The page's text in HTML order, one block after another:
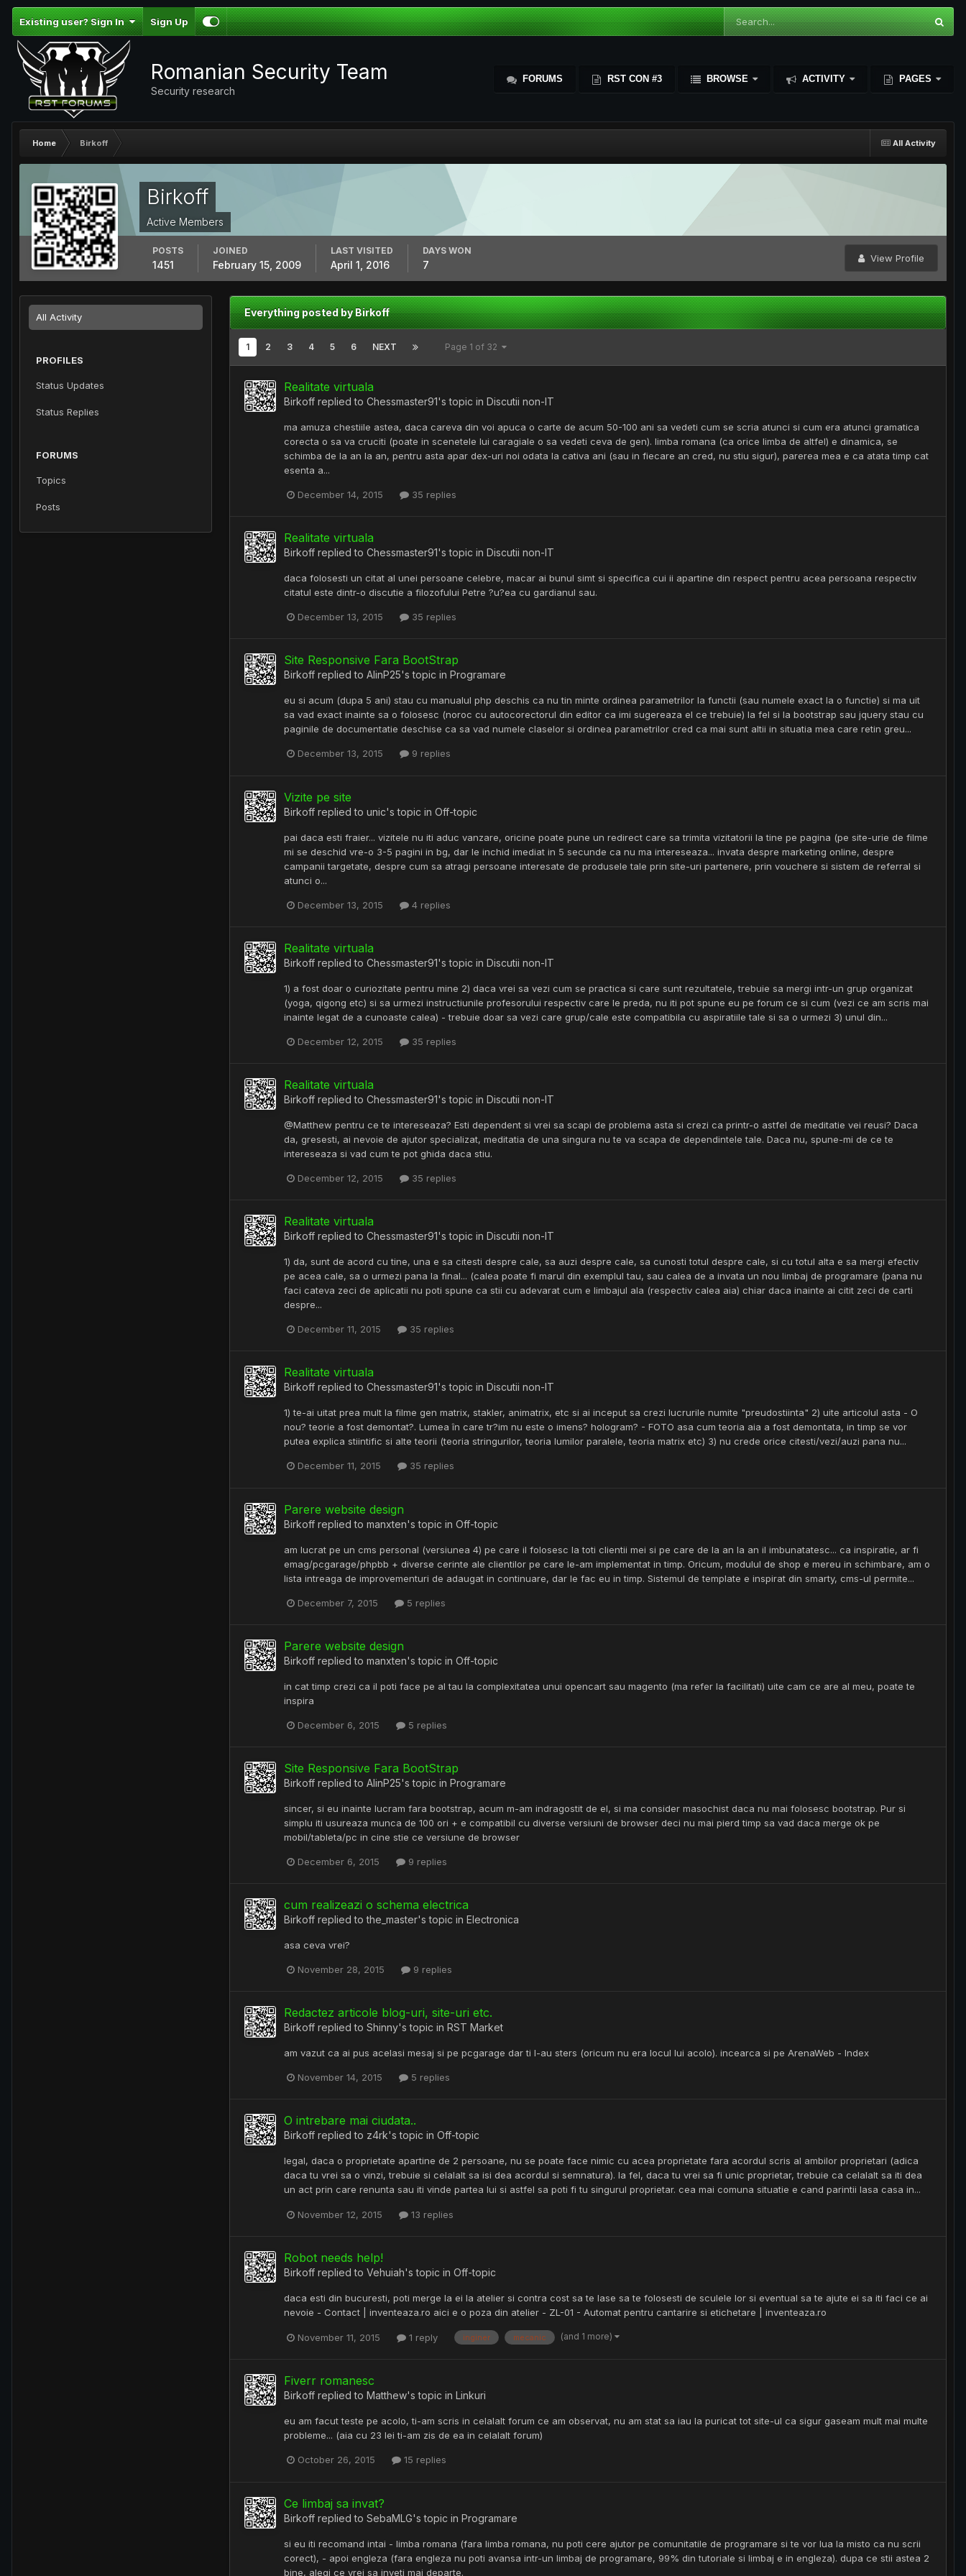
Existing user? Sign In Sign Up
Romanian Security Team
Security research
FORUMS RST CON #3 BROWSE ACTIVITY PAGES
All Activity
Home Birkoff
Birkoff
Active Members
View Profile
POSTS
1451
JOINED
February 15, 2009
LAST VISITED
April 1, 2016
DAYS WON
7
All Activity
PROFILES
Status Updates
Status Replies
FORUMS
Topics
Posts
Everything posted by Birkoff
1 2 3 4 5 6 NEXT Page 1 of 32
Realitate virtuala
Birkoff replied to Chessmaster91's topic in Discutii non-IT
ma amuza chestiile astea, daca careva din voi apuca o carte de acum 50-100 ani sa vedeti cum se scria atunci si cum era atunci gramatica
corecta o sa va cruciti (poate in scenetele lui caragiale o sa vedeti ceva de gen). limba romana (ca orice limba de altfel) e dinamica, se
schimba de la an la an, pentru asta apar dex-uri noi odata la cativa ani (sau in fiecare an cred, nu stiu sigur), parerea mea e ca atata timp cat
esenta a...
December 14, 2015 35 replies
Realitate virtuala
Birkoff replied to Chessmaster91's topic in Discutii non-IT
daca folosesti un citat al unei persoane celebre, macar ai bunul simt si specifica cui ii apartine din respect pentru acea persoana respectiv
citatul este dintr-o discutie a filozofului Petre ?u?ea cu gardianul sau.
December 13, 2015 35 replies
Site Responsive Fara BootStrap
Birkoff replied to AlinP25's topic in Programare
eu si acum (dupa 5 ani) stau cu manualul php deschis ca nu tin minte ordinea parametrilor la functii (sau numele exact la o functie) si ma uit
sa vad exact inainte sa o folosesc (noroc cu autocorectorul din editor ca imi sugereaza el ce trebuie) la fel si la bootstrap sau jquery stau cu
paginile de documentatie deschise ca sa vad numele claselor si ordinea parametrilor cred ca mai sunt altii in situatia mea care retin greu...
December 13, 2015 9 replies
Vizite pe site
Birkoff replied to unic's topic in Off-topic
pai daca esti fraier... vizitele nu iti aduc vanzare, oricine poate pune un redirect care sa trimita vizitatorii la tine pe pagina (pe site-urie de filme
mi se deschid vre-o 3-5 pagini in bg, dar le inchid imediat in 5 secunde ca nu ma intereseaza... invata despre marketing online, despre
campanii targetate, despre cum sa atragi persoane interesate de produsele tale prin site-uri partenere, prin vouchere si sistem de referral si
atunci o...
December 13, 2015 4 replies
Realitate virtuala
Birkoff replied to Chessmaster91's topic in Discutii non-IT
1) a fost doar o curiozitate pentru mine 2) daca vrei sa vezi cum se practica si care sunt rezultatele, trebuie sa mergi intr-un grup organizat
(yoga, qigong etc) si sa urmezi instructiunile profesorului respectiv care le preda, nu iti pot spune eu pe forum ce si cum (vezi ce am scris mai
inainte legat de a cunoaste calea) - trebuie doar sa vezi care grup/cale este compatibila cu aspiratiile tale si sa o urmezi 3) unul din...
December 12, 2015 35 replies
Realitate virtuala
Birkoff replied to Chessmaster91's topic in Discutii non-IT
@Matthew pentru ce te intereseaza? Esti dependent si vrei sa scapi de problema asta si crezi ca printr-o astfel de meditatie vei reusi? Daca
da, gresesti, ai nevoie de ajutor specializat, meditatia de una singura nu te va scapa de dependintele tale. Daca nu, spune-mi de ce te
intereseaza si vad cum te pot ghida daca stiu.
December 12, 2015 35 replies
Realitate virtuala
Birkoff replied to Chessmaster91's topic in Discutii non-IT
1) da, sunt de acord cu tine, una e sa citesti despre cale, sa auzi despre cale, sa cunosti totul despre cale, si cu totul alta e sa mergi efectiv
pe acea cale, sa o urmezi pana la final... (calea poate fi marul din exemplul tau, sau calea de a invata un nou limbaj de programare (pana nu
faci cateva zeci de aplicatii nu poti spune ca stii cu adevarat cum e limbajul ala (respectiv calea aia) chiar daca inainte ai citit zeci de carti
despre...
December 11, 2015 35 replies
Realitate virtuala
Birkoff replied to Chessmaster91's topic in Discutii non-IT
1) te-ai uitat prea mult la filme gen matrix, stakler, animatrix, etc si ai inceput sa crezi lucrurile numite "preudostiinta" 2) uite articolul asta - O
nou? teorie a fost demontat?. Lumea în care tr?im nu este o imens? hologram? - FOTO asa cum teoria aia a fost demontata, in timp se vor
putea explica stiintific si alte teorii (teoria stringurilor, teoria lumilor paralele, teoria matrix etc) 3) nu crede orice citesti/vezi/auzi pana nu...
December 11, 2015 35 replies
Parere website design
Birkoff replied to manxten's topic in Off-topic
am lucrat pe un cms personal (versiunea 4) pe care il folosesc la toti clientii mei si pe care de la an la an il imbunatatesc... ca inspiratie, ar fi
emag/pcgarage/phpbb + diverse cerinte ale clientilor pe care le-am implementat in timp. Oricum, modulul de shop e mereu in schimbare, am o
lista intreaga de improvementuri de adaugat in continuare, dar le fac eu in timp. Sistemul de template e inspirat din smarty, cms-ul permite...
December 7, 2015 5 replies
Parere website design
Birkoff replied to manxten's topic in Off-topic
in cat timp crezi ca il poti face pe al tau la complexitatea unui opencart sau magento (ma refer la facilitati) uite cam ce are al meu, poate te
inspira
December 6, 2015 5 replies
Site Responsive Fara BootStrap
Birkoff replied to AlinP25's topic in Programare
sincer, si eu inainte lucram fara bootstrap, acum m-am indragostit de el, si ma consider masochist daca nu mai folosesc bootstrap. Pur si
simplu iti usureaza munca de 100 ori + e compatibil cu diverse versiuni de browser deci nu mai pierd timp sa vad daca merge ok pe
mobil/tableta/pc in cine stie ce versiune de browser
December 6, 2015 9 replies
cum realizeazi o schema electrica
Birkoff replied tothe_master's topic in Electronica
asa ceva vrei?
November 28, 2015 9 replies
Redactez articole blog-uri, site-uri etc.
Birkoff replied to Shinny's topic in RST Market
am vazut ca ai pus acelasi mesaj si pe pcgarage dar ti l-au sters (oricum nu era locul lui acolo). incearca si pe ArenaWeb - Index
November 14, 2015 5 replies
O intrebare mai ciudata..
Birkoff replied to z4rk's topic in Off-topic
legal, daca o proprietate apartine de 2 persoane, nu se poate face nimic cu acea proprietate fara acordul scris al ambilor proprietari (adica
daca tu vrei sa o vinzi, trebuie si celalalt sa isi dea acordul si semnatura). la fel, daca tu vrei sa fi unic proprietar, trebuie ca celalalt sa iti dea
un act prin care renunta sau iti vinde partea lui si astfel sa poti fi tu singurul proprietar. cea mai comuna situatie e cand parintii lasa casa in...
November 12, 2015 13 replies
Robot needs help!
Birkoff replied to Vehuiah's topic in Off-topic
daca esti din bucuresti, poti merge la ei la atelier si contra cost sa te lase sa te folosesti de sculele lor si eventual sa te ajute ei sa iti faci ce ai
nevoie - Contact | inventeaza.ro aici e o poza din atelier - ZL-01 - Automat pentru cantarire si etichetare | inventeaza.ro
November 11, 2015 1 reply inginer mecanic (and 1 more)
Fiverr romanesc
Birkoff replied to Matthew's topic in Linkuri
eu am facut teste pe acolo, ti-am scris in celalalt forum ce am observat, nu am stat sa iau la puricat tot site-ul ca sigur gaseam mult mai multe
probleme... (aia cu 23 lei ti-am zis de ea in celalalt forum)
October 26, 2015 15 replies
Ce limbaj sa invat?
Birkoff replied to SebaMLG's topic in Programare
si eu iti recomand intai - limba romana (fara limba romana, nu poti cere ajutor pe comunitatile de programare si te vor lua la misto ca nu scrii
corect), - apoi engleza (fara engleza nu poti avansa intr-un limbaj de programare, 99% din tutoriale si limbaj e in engleza). dupa ce stii astea 2
bine, alegi ce vrei sa inveti mai departe.